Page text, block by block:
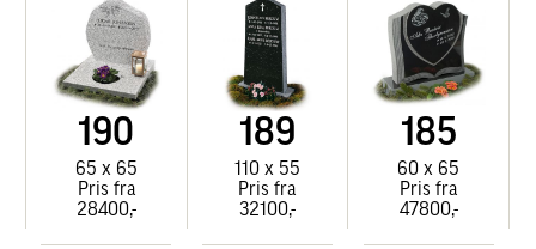
190
65 x 65
Pris fra
28400,-
189
110 x 55
Pris fra
32100,-
185
60 x 65
Pris fra
47800,-